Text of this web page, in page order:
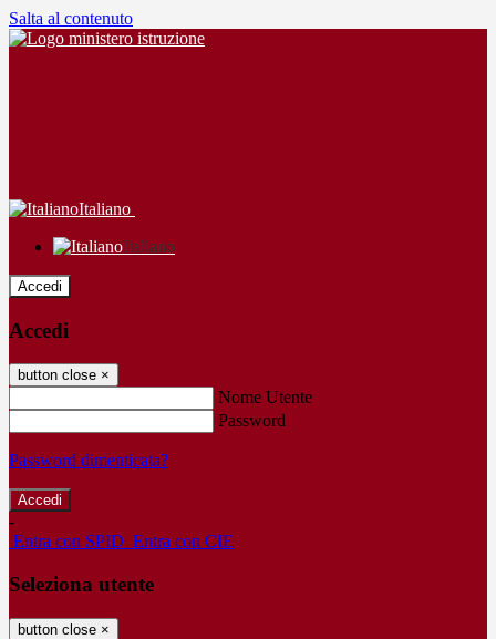
Salta al contenuto
Italiano
Italiano
Accedi
Accedi
button close ×
Nome Utente
Password
Password dimenticata?
-
Entra con SPID Entra con CIE
Seleziona utente
button close ×